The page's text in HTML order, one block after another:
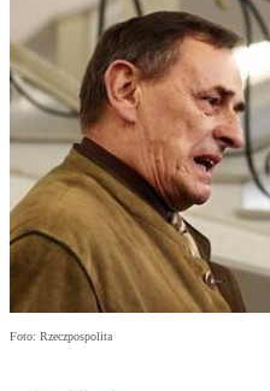
Foto: Rzeczpospolita